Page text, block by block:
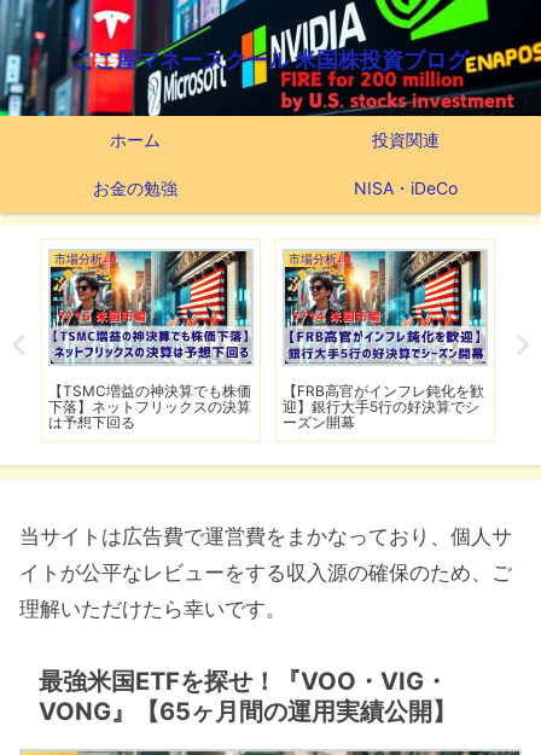
ここ屋マネースクール 米国株投資ブログ
ホーム 投資関連
お金の勉強 NISA・iDeCo
市場分析
【ホルムズ海峡が再び封鎖】
FRB高官が近く利上げの可能性
米国ETF
最強米国ETFを探せ！『VOO・
VIG・VONG』【66ヶ月間の運
用実績公開】
当サイトは広告費で運営費をまかなっており、個人サ
イトが公平なレビューをする収入源の確保のため、ご
理解いただけたら幸いです。
最強米国ETFを探せ！『VOO・VIG・
VONG』【65ヶ月間の運用実績公開】